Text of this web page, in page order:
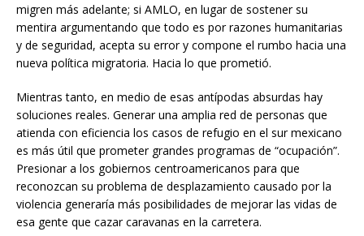
migren más adelante; si AMLO, en lugar de sostener su
mentira argumentando que todo es por razones humanitarias
y de seguridad, acepta su error y compone el rumbo hacia una
nueva política migratoria. Hacia lo que prometió.
Mientras tanto, en medio de esas antípodas absurdas hay
soluciones reales. Generar una amplia red de personas que
atienda con eficiencia los casos de refugio en el sur mexicano
es más útil que prometer grandes programas de “ocupación”.
Presionar a los gobiernos centroamericanos para que
reconozcan su problema de desplazamiento causado por la
violencia generaría más posibilidades de mejorar las vidas de
esa gente que cazar caravanas en la carretera.